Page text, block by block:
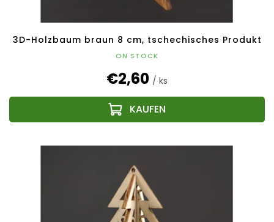
3D-Holzbaum braun 8 cm, tschechisches Produkt
ON STOCK
€2,60 / ks